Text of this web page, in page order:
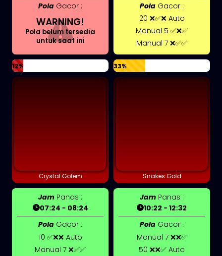
Pola Gacor :
WARNING!
Pola belum tersedia
untuk saat ini
12%
Pola Gacor :
20 ❌✅❌ Auto
Manual 5 ✅❌✅
Manual 7 ❌✅✅
33%
Crystal Golem
Jam Panas :
07:24 - 08:24
Pola Gacor :
10 ✅❌❌ Auto
Manual 7 ❌✅✅
Snakes Gold
Jam Panas :
10:22 - 12:32
Pola Gacor :
Manual 7 ❌❌✅
50 ❌❌✅ Auto